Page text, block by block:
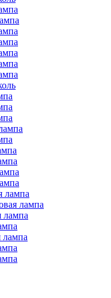
лампа
лампа
лампа
лампа